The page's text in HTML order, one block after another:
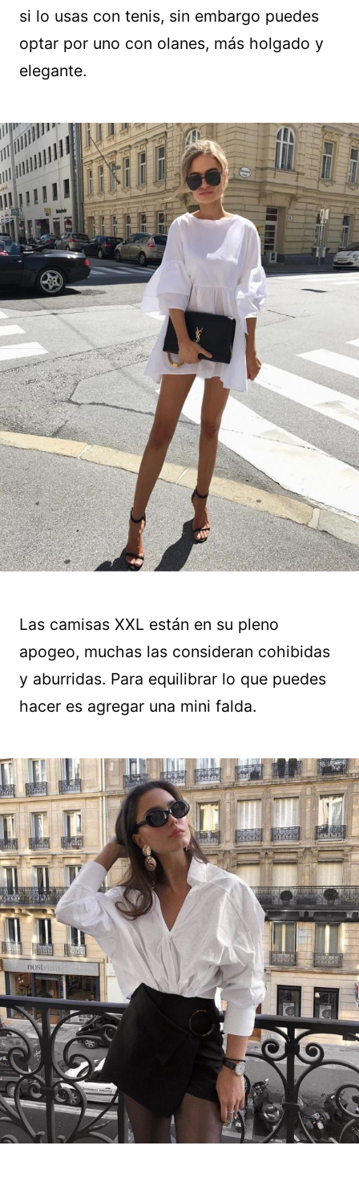
si lo usas con tenis, sin embargo puedes
optar por uno con olanes, más holgado y
elegante.
Las camisas XXL están en su pleno
apogeo, muchas las consideran cohibidas
y aburridas. Para equilibrar lo que puedes
hacer es agregar una mini falda.